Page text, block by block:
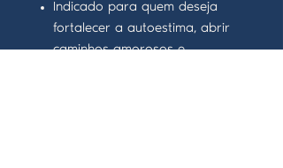
Indicado para quem deseja
fortalecer a autoestima, abrir
caminhos amorosos e